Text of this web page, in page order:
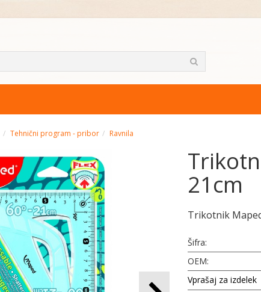
Tehnični program - pribor Ravnila
21cm
Trikotnik
Šifra:
OEM:
Vprašaj za izdelek